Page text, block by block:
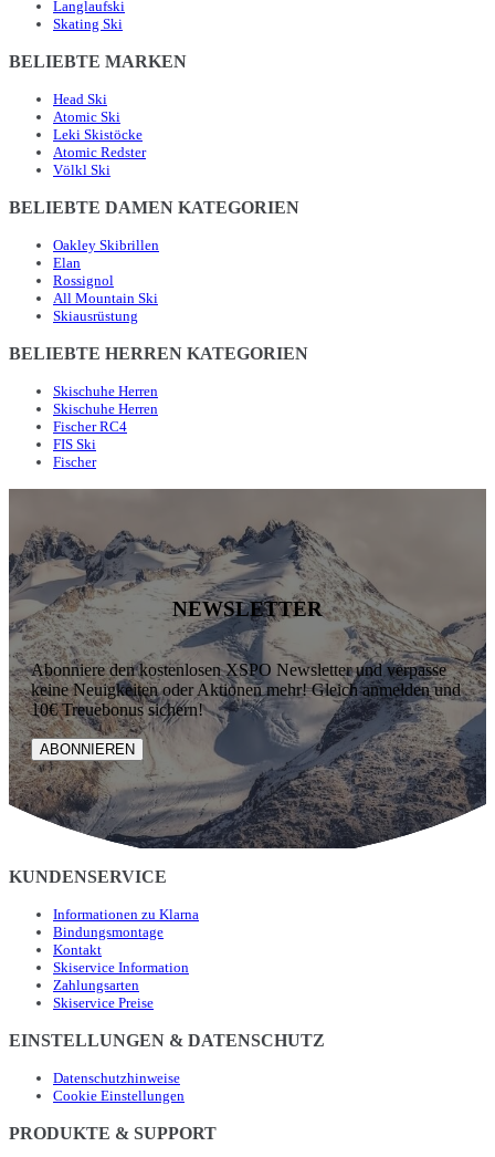
Langlaufski
Skating Ski
BELIEBTE MARKEN
Head Ski
Atomic Ski
Leki Skistöcke
Atomic Redster
Völkl Ski
BELIEBTE DAMEN KATEGORIEN
Oakley Skibrillen
Elan
Rossignol
All Mountain Ski
Skiausrüstung
BELIEBTE HERREN KATEGORIEN
Skischuhe Herren
Skischuhe Herren
Fischer RC4
FIS Ski
Fischer
NEWSLETTER
Abonniere den kostenlosen XSPO Newsletter und verpasse
keine Neuigkeiten oder Aktionen mehr! Gleich anmelden und
10€ Treuebonus sichern!
ABONNIEREN
KUNDENSERVICE
Informationen zu Klarna
Bindungsmontage
Kontakt
Skiservice Information
Zahlungsarten
Skiservice Preise
EINSTELLUNGEN & DATENSCHUTZ
Datenschutzhinweise
Cookie Einstellungen
PRODUKTE & SUPPORT